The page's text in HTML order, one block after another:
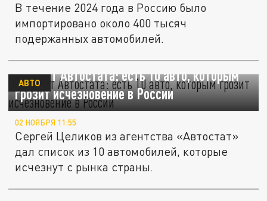
В течение 2024 года в Россию было
импортировано около 400 тысяч
подержанных автомобилей.
Эксперт Автостата: есть 10 авто, которым
грозит исчезновение в России
АВТО
02 НОЯБРЯ 11:55
Сергей Целиков из агентства «Автостат»
дал список из 10 автомобилей, которые
исчезнут с рынка страны.